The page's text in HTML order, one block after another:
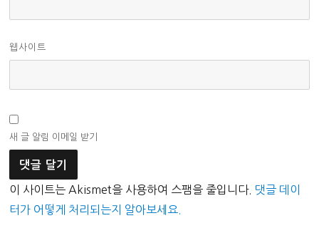
웹사이트
새 글 알림 이메일 받기
이 사이트는 Akismet을 사용하여 스팸을 줄입니다. 댓글 데이
터가 어떻게 처리되는지 알아보세요.